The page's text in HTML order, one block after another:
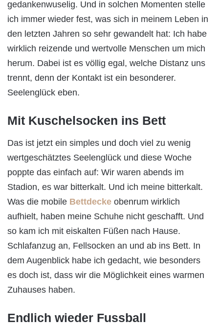
gedankenwuselig. Und in solchen Momenten stelle
ich immer wieder fest, was sich in meinem Leben in
den letzten Jahren so sehr gewandelt hat: Ich habe
wirklich reizende und wertvolle Menschen um mich
herum. Dabei ist es völlig egal, welche Distanz uns
trennt, denn der Kontakt ist ein besonderer.
Seelenglück eben.
Mit Kuschelsocken ins Bett
Das ist jetzt ein simples und doch viel zu wenig
wertgeschätztes Seelenglück und diese Woche
poppte das einfach auf: Wir waren abends im
Stadion, es war bitterkalt. Und ich meine bitterkalt.
Was die mobile Bettdecke obenrum wirklich
aufhielt, haben meine Schuhe nicht geschafft. Und
so kam ich mit eiskalten Füßen nach Hause.
Schlafanzug an, Fellsocken an und ab ins Bett. In
dem Augenblick habe ich gedacht, wie besonders
es doch ist, dass wir die Möglichkeit eines warmen
Zuhauses haben.
Endlich wieder Fussball